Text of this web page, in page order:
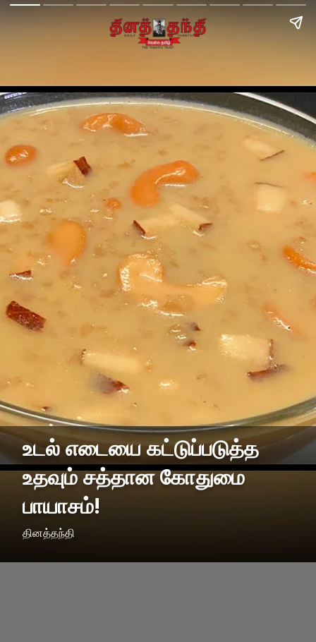
உடல் எடையை கட்டுப்படுத்த
உதவும் சத்தான கோதுமை
பாயாசம்!
தினத்தந்தி